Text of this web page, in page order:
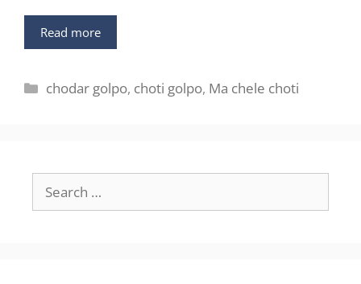
Read more
Categories
chodar golpo, choti golpo, Ma chele choti
for: